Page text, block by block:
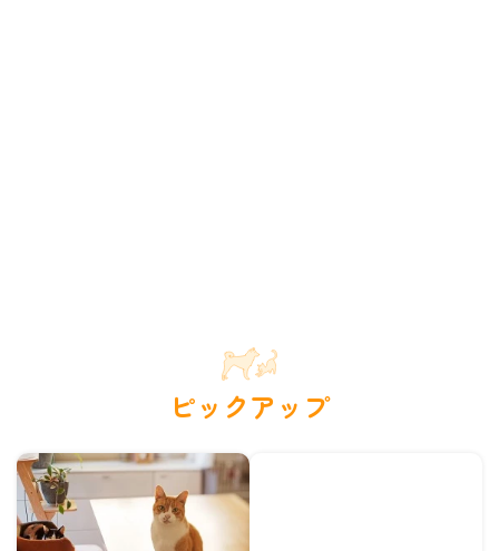
ピックアップ